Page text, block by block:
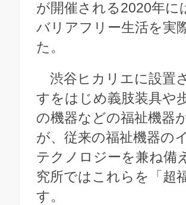
が開催される2020年に
バリアフリー生活を実
た。
渋谷ヒカリエに設置
すをはじめ義肢装具や
の機器などの福祉機器
が、従来の福祉機器の
テクノロジーを兼ね備
究所ではこれらを「超
す。